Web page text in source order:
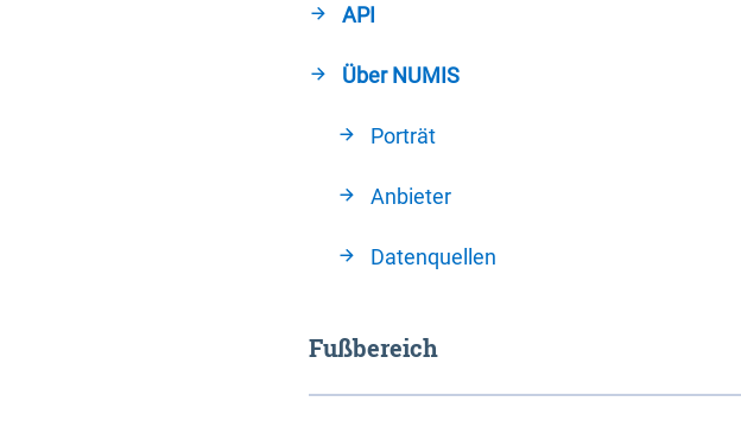
API
Über NUMIS
Porträt
Anbieter
Datenquellen
Fußbereich